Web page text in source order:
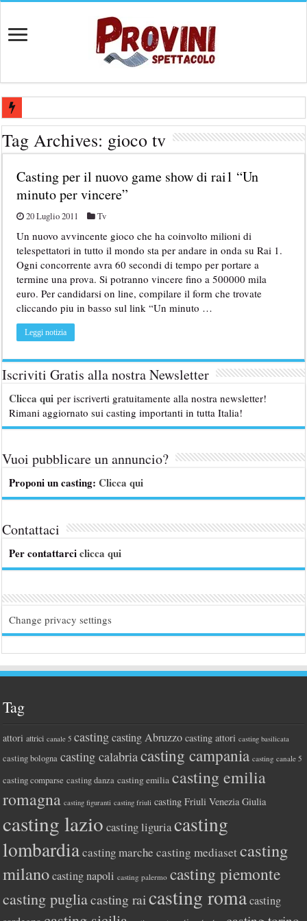
Casting attore per “Luna: dialogo tra un Poeta e una Prostituta” –
Casting per coppia: Realizzazione shooting foto e video retribuito
Casting per nuovo lungometraggio: si cercano attori, attrici e
Ricerca tastierista per Tribute Band dedicata ad Eros Ramazzotti –
Tag Archives: gioco tv
Casting per il nuovo game show di rai1 “Un
minuto per vincere”
20 Luglio 2011 Tv
Un nuovo avvincente gioco che ha coinvolto milioni di
telespettatori in tutto il mondo sta per andare in onda su Rai 1.
Ogni concorrente avra 60 secondi di tempo per portare a
termine una prova. Si potranno vincere fino a 500000 mila
euro. Per candidarsi on line, compilare il form che trovate
cliccando piu in basso sul link “Un minuto …
Leggi notizia
Iscriviti Gratis alla nostra Newsletter
Clicca qui per iscriverti gratuitamente alla nostra newsletter!
Rimani aggiornato sui casting importanti in tutta Italia!
Vuoi pubblicare un annuncio?
Proponi un casting:Clicca qui
Contattaci
Per contattarciclicca qui
Change privacy settings
Tag
attori attrici canale 5 casting casting Abruzzo casting attori casting basilicata
casting bologna casting calabriacasting campania casting canale 5
casting comparse casting danza casting emilia casting emilia
romagna casting figuranti casting friuli casting Friuli Venezia Giulia
casting lazio casting liguriacasting
lombardiacasting marche casting mediasetcasting
milano casting napoli casting palermo casting piemonte
casting pugliacasting raicasting roma casting